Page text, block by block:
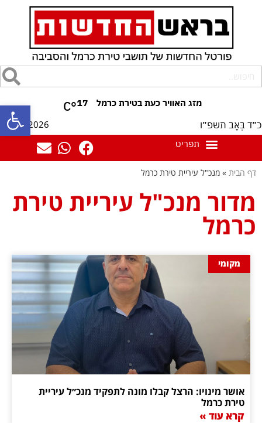
פתח 17
°C
כ״ד בְּאָב תשפ״ו 07/08/2026
דף הבית » מנכ"ל עיריית טירת כרמל
מדור מנכ"ל עיריית טירת
כרמל
מקומי
אושר מינויו: הרצל קבלו מונה לתפקיד מנכ״ל עיריית
טירת כרמל
קרא עוד »